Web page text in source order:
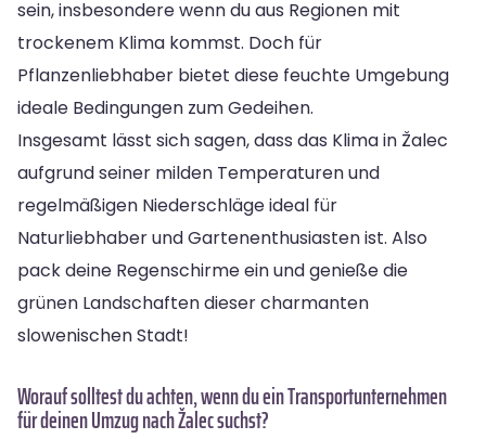
sein, insbesondere wenn du aus Regionen mit
trockenem Klima kommst. Doch für
Pflanzenliebhaber bietet diese feuchte Umgebung
ideale Bedingungen zum Gedeihen.
Insgesamt lässt sich sagen, dass das Klima in Žalec
aufgrund seiner milden Temperaturen und
regelmäßigen Niederschläge ideal für
Naturliebhaber und Gartenenthusiasten ist. Also
pack deine Regenschirme ein und genieße die
grünen Landschaften dieser charmanten
slowenischen Stadt!
Worauf solltest du achten, wenn du ein Transportunternehmen
für deinen Umzug nach Žalec suchst?